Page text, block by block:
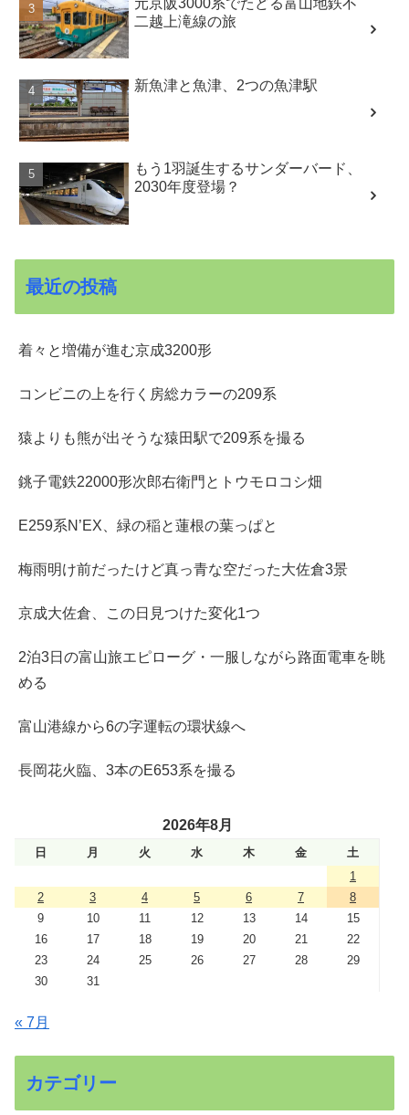
二越上滝線の旅
新魚津と魚津、2つの魚津駅
もう1羽誕生するサンダーバード、
2030年度登場？
最近の投稿
着々と増備が進む京成3200形
コンビニの上を行く房総カラーの209系
猿よりも熊が出そうな猿田駅で209系を撮る
銚子電鉄22000形次郎右衛門とトウモロコシ畑
E259系N’EX、緑の稲と蓮根の葉っぱと
梅雨明け前だったけど真っ青な空だった大佐倉3景
京成大佐倉、この日見つけた変化1つ
2泊3日の富山旅エピローグ・一服しながら路面電車を眺
める
富山港線から6の字運転の環状線へ
長岡花火臨、3本のE653系を撮る
2026年8月
日 月 火 水 木 金
土
1
2
3 4 5 6 7
8
9
10 11 12 13 14
15
16
17 18 19 20 21
22
23
24 25 26 27 28
29
30
31
« 7月
カテゴリー